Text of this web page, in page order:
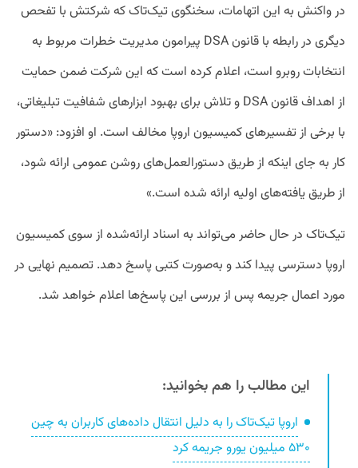
در واکنش به این اتهامات، سخنگوی تیک‌تاک که شرکتش با تفحص
دیگری در رابطه با قانون DSA پیرامون مدیریت خطرات مربوط به
انتخابات روبرو است، اعلام کرده است که این شرکت ضمن حمایت
از اهداف قانون DSA و تلاش برای بهبود ابزارهای شفافیت تبلیغاتی،
با برخی از تفسیرهای کمیسیون اروپا مخالف است. او افزود: «دستور
کار به جای اینکه از طریق دستورالعمل‌های روشن عمومی ارائه شود،
از طریق یافته‌های اولیه ارائه شده است.»
تیک‌تاک در حال حاضر می‌تواند به اسناد ارائه‌شده از سوی کمیسیون
اروپا دسترسی پیدا کند و به‌صورت کتبی پاسخ دهد. تصمیم نهایی در
مورد اعمال جریمه پس از بررسی این پاسخ‌ها اعلام خواهد شد.
این مطالب را هم بخوانید:
اروپا تیک‌تاک را به دلیل انتقال داده‌های کاربران به چین
۵۳۰ میلیون یورو جریمه کرد